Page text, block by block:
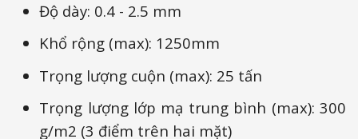
Độ dày: 0.4 - 2.5 mm
Khổ rộng (max): 1250mm
Trọng lượng cuộn (max): 25 tấn
Trọng lượng lớp mạ trung bình (max): 300
g/m2 (3 điểm trên hai mặt)